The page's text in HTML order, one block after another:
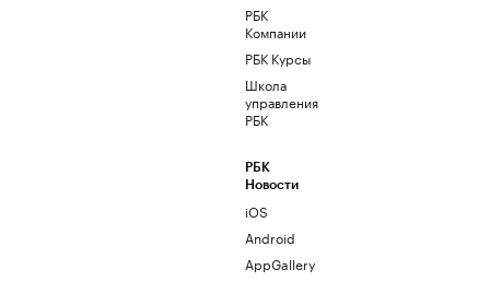
РБК
Компании
РБК Курсы
Школа
управления
РБК
РБК
Новости
iOS
Android
AppGallery